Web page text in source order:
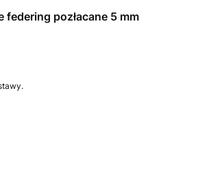
federing pozłacane 5 mm